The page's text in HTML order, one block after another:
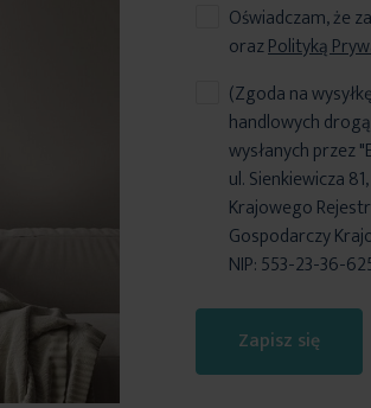
Oświadczam, że
orazPolityką
Zapisz się
(Zgoda na
handlowych
wysłanych przez
ul. Sienkiewicza
Krajowego
Gospodarczy
NIP: 553-23-36-